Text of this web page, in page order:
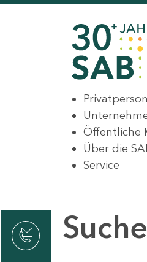
Öffentliche
Über die
Service
Suche